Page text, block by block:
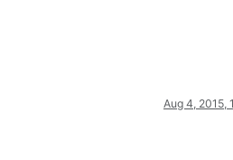
Aug 4, 2015,